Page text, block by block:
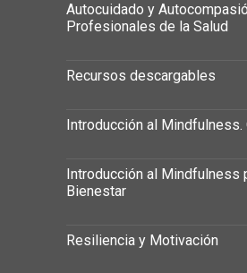
Autocuidado y
Profesionales de la Salud
Recursos descargables
Introducción al Mindfulness.
Introducción al Mindfulness
Bienestar
Resiliencia y Motivación